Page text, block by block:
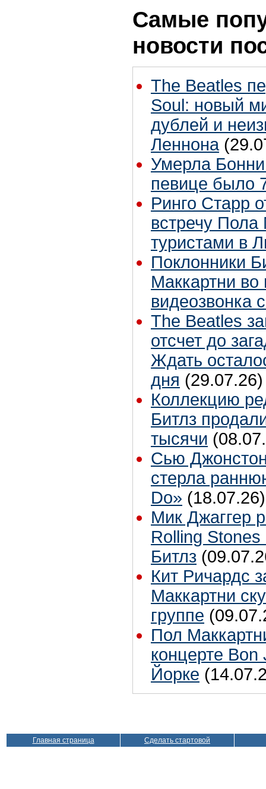
Самые
новости
The Beatles
Soul: новый
дублей и
Леннона
Умерла
певице было
Ринго Старр
встречу Пола
туристами в
Поклонники
Маккартни во
видеозвонка
The Beatles
отсчет до
Ждать
дня (29.07.26)
Коллекцию
Битлз
тысячи
Сью
стерла
Do» (18.07.26)
Мик Джаггер
Rolling Stones
Битлз
Кит Ричардс
Маккартни
группе
Пол
концерте
Йорке
Главная страница Сделать стартовой